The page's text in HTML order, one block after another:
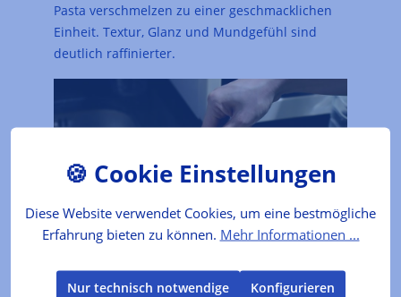
Pasta verschmelzen zu einer geschmacklichen
Einheit. Textur, Glanz und Mundgefühl sind
deutlich raffinierter.
Diese Website verwendet Cookies, um eine bestmögliche
Erfahrung bieten zu können. Mehr Informationen ...
Nur technisch notwendige
Konfigurieren